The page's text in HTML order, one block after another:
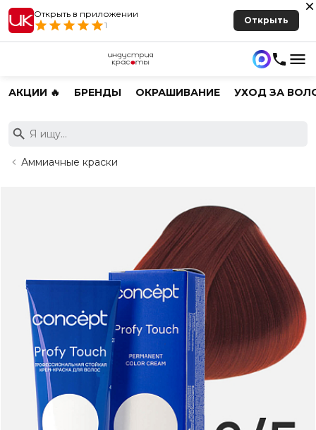
Открыть в приложении
1
Открыть
АКЦИИ 🔥 БРЕНДЫ ОКРАШИВАНИЕ УХОД ЗА
Аммиачные краски